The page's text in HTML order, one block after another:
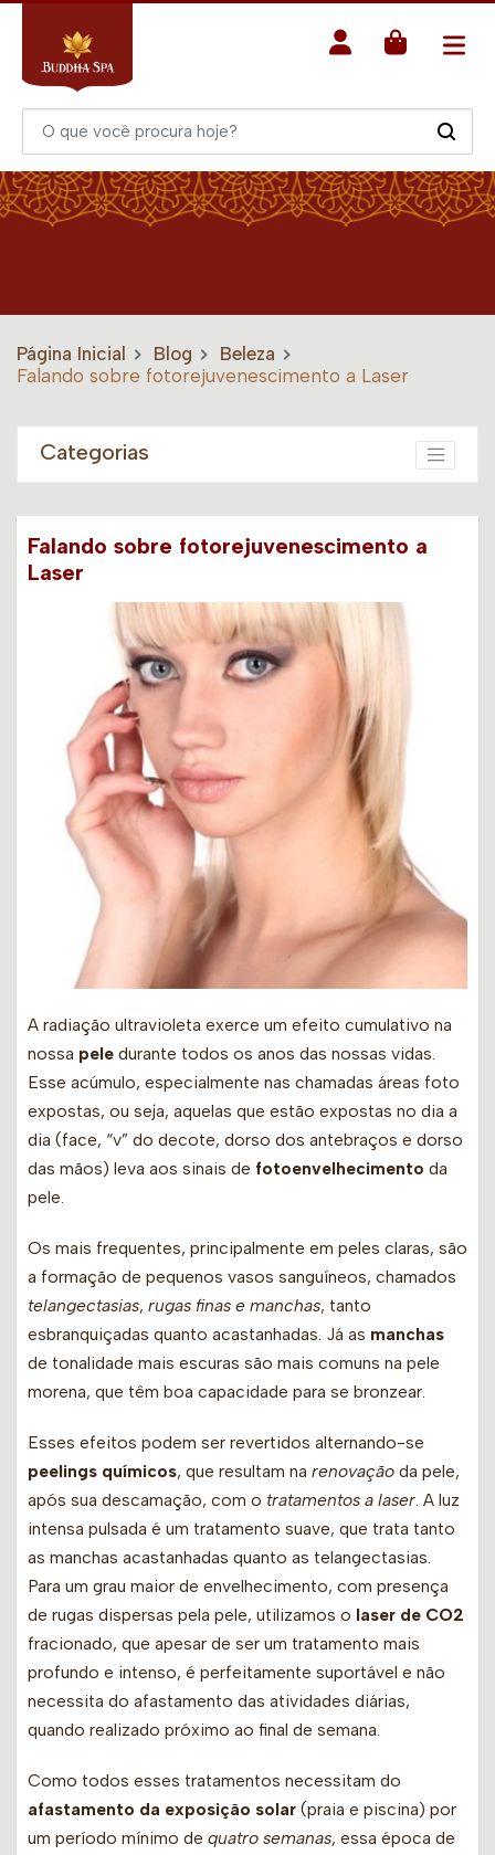
Página Inicial Blog
Beleza
Falando sobre fotorejuvenescimento a Laser
Categorias
Falando sobre fotorejuvenescimento a
Laser
A radiação ultravioleta exerce um efeito cumulativo na
nossa pele durante todos os anos das nossas vidas.
Esse acúmulo, especialmente nas chamadas áreas foto
expostas, ou seja, aquelas que estão expostas no dia a
dia (face, “v” do decote, dorso dos antebraços e dorso
das mãos) leva aos sinais de fotoenvelhecimento da
pele.
Os mais frequentes, principalmente em peles claras, são
a formação de pequenos vasos sanguíneos, chamados
telangectasias, rugas finas e manchas, tanto
esbranquiçadas quanto acastanhadas. Já as manchas
de tonalidade mais escuras são mais comuns na pele
morena, que têm boa capacidade para se bronzear.
Esses efeitos podem ser revertidos alternando-se
peelings químicos, que resultam na renovação da pele,
após sua descamação, com o tratamentos a laser. A luz
intensa pulsada é um tratamento suave, que trata tanto
as manchas acastanhadas quanto as telangectasias.
Para um grau maior de envelhecimento, com presença
de rugas dispersas pela pele, utilizamos o laser de CO2
fracionado, que apesar de ser um tratamento mais
profundo e intenso, é perfeitamente suportável e não
necessita do afastamento das atividades diárias,
quando realizado próximo ao final de semana.
Como todos esses tratamentos necessitam do
afastamento da exposição solar (praia e piscina) por
um período mínimo de quatro semanas, essa época de